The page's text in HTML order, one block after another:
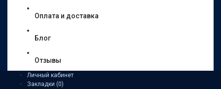
Оплата и доставка
Блог
Отзывы
Личный кабинет
Закладки (0)